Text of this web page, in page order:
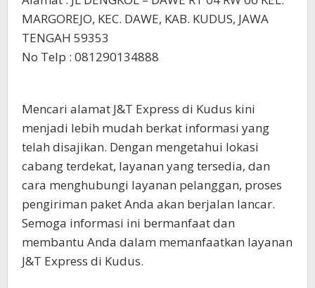
MARGOREJO, KEC. DAWE, KAB. KUDUS, JAWA
TENGAH 59353
No Telp : 081290134888
Mencari alamat J&T Express di Kudus kini
menjadi lebih mudah berkat informasi yang
telah disajikan. Dengan mengetahui lokasi
cabang terdekat, layanan yang tersedia, dan
cara menghubungi layanan pelanggan, proses
pengiriman paket Anda akan berjalan lancar.
Semoga informasi ini bermanfaat dan
membantu Anda dalam memanfaatkan layanan
J&T Express di Kudus.